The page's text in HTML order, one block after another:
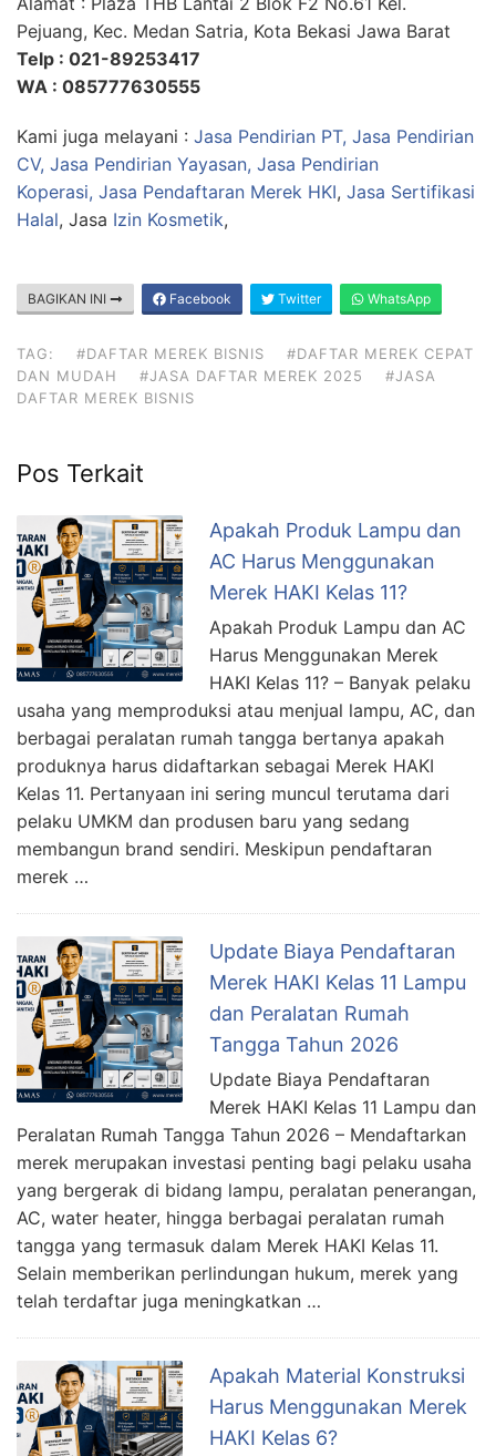
Pejuang, Kec. Medan Satria, Kota Bekasi Jawa Barat
Telp : 021-89253417
WA : 085777630555
Kami juga melayani : Jasa Pendirian PT, Jasa Pendirian
CV, Jasa Pendirian Yayasan, Jasa Pendirian
Koperasi, Jasa Pendaftaran Merek HKI, Jasa Sertifikasi
Halal, Jasa Izin Kosmetik,
BAGIKAN INI Facebook Twitter WhatsApp
TAG: #DAFTAR MEREK BISNIS
#DAFTAR MEREK CEPAT
DAN MUDAH
#JASA DAFTAR MEREK 2025
#JASA
DAFTAR MEREK BISNIS
Pos Terkait
Apakah Produk Lampu dan
AC Harus Menggunakan
Merek HAKI Kelas 11?
Apakah Produk Lampu dan AC
Harus Menggunakan Merek
HAKI Kelas 11? – Banyak pelaku
usaha yang memproduksi atau menjual lampu, AC, dan
berbagai peralatan rumah tangga bertanya apakah
produknya harus didaftarkan sebagai Merek HAKI
Kelas 11. Pertanyaan ini sering muncul terutama dari
pelaku UMKM dan produsen baru yang sedang
membangun brand sendiri. Meskipun pendaftaran
merek …
Update Biaya Pendaftaran
Merek HAKI Kelas 11 Lampu
dan Peralatan Rumah
Tangga Tahun 2026
Update Biaya Pendaftaran
Merek HAKI Kelas 11 Lampu dan
Peralatan Rumah Tangga Tahun 2026 – Mendaftarkan
merek merupakan investasi penting bagi pelaku usaha
yang bergerak di bidang lampu, peralatan penerangan,
AC, water heater, hingga berbagai peralatan rumah
tangga yang termasuk dalam Merek HAKI Kelas 11.
Selain memberikan perlindungan hukum, merek yang
telah terdaftar juga meningkatkan …
Apakah Material Konstruksi
Harus Menggunakan Merek
HAKI Kelas 6?